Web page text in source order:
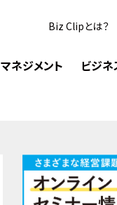
Biz Clipとは？
マネジメント ビジ